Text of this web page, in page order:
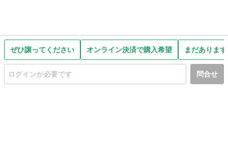
ぜひ譲ってください オンライン決済で購入希望 まだありま
問合せ